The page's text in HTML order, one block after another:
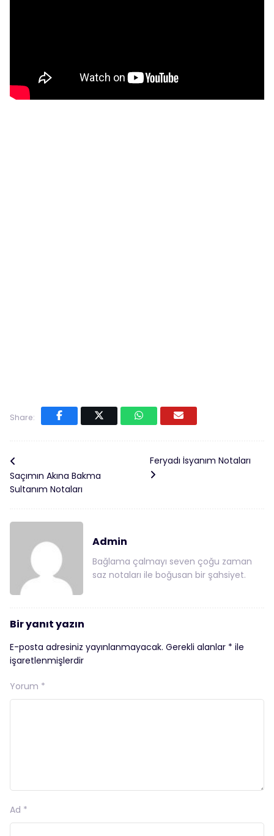
Share:
Saçımın Akına Bakma
Sultanım Notaları
Feryadı İsyanım Notaları
Admin
Bağlama çalmayı seven çoğu zaman
saz notaları ile boğusan bir şahsiyet.
Bir yanıt yazın
E-posta adresiniz yayınlanmayacak. Gerekli alanlar * ile
işaretlenmişlerdir
Yorum *
Ad *